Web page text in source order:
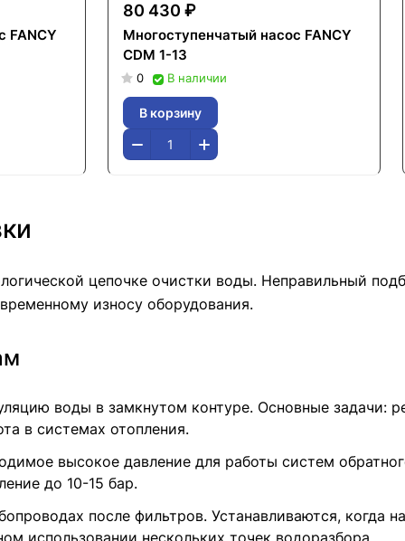
FANCY
80 430 ₽
Многоступенчатый насос FANCY
CDM 1-13
0 В наличии
В корзину
цепочке очистки воды. Неправильный
износу оборудования.
воды в замкнутом контуре. Основные задачи:
в системах отопления.
высокое давление для работы систем
до 10-15 бар.
после фильтров. Устанавливаются, когда